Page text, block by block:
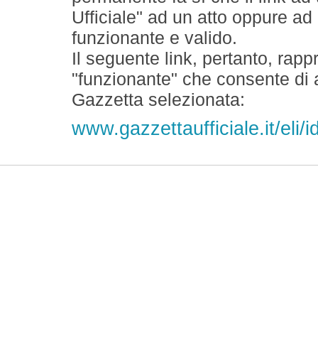
Ufficiale" ad un atto oppure
funzionante e valido.
Il seguente link, pertanto,
"funzionante" che consente
Gazzetta selezionata:
www.gazzettaufficiale.it/eli/